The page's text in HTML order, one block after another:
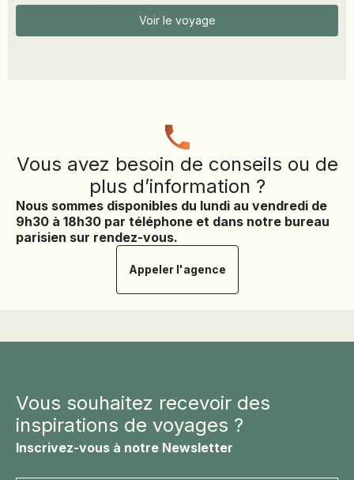
Voir le voyage
Vous avez besoin de conseils ou de
plus d’information ?
Nous sommes disponibles du lundi au vendredi de
9h30 à 18h30 par téléphone et dans notre bureau
parisien sur rendez-vous.
Appeler l'agence
Vous souhaitez recevoir des
inspirations de voyages ?
Inscrivez-vous à notre Newsletter